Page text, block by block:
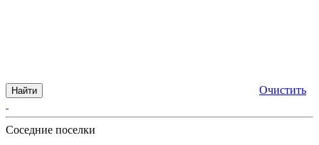
Найти Очистить
Соседние поселки